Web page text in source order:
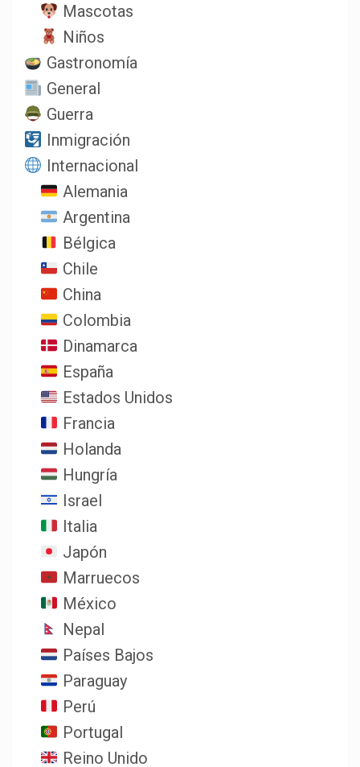
Mascotas
Niños
Gastronomía
General
Guerra
Inmigración
Internacional
Alemania
Argentina
Bélgica
Chile
China
Colombia
Dinamarca
España
Estados Unidos
Francia
Holanda
Hungría
Israel
Italia
Japón
Marruecos
México
Nepal
Países Bajos
Paraguay
Perú
Portugal
Reino Unido